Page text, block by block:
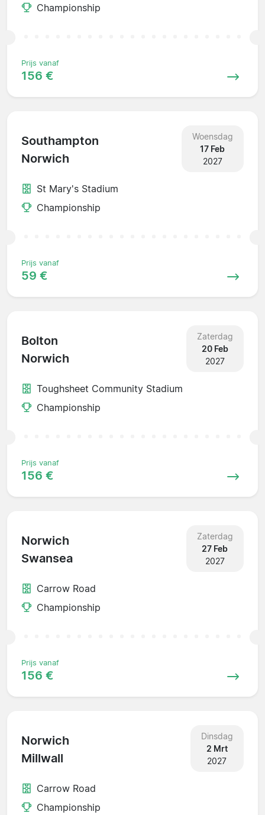
Championship
Prijs vanaf
156 €
Southampton
Norwich
Woensdag
17 Feb
2027
St Mary's Stadium
Championship
Prijs vanaf
59 €
Bolton
Norwich
Zaterdag
20 Feb
2027
Toughsheet Community Stadium
Championship
Prijs vanaf
156 €
Norwich
Swansea
Zaterdag
27 Feb
2027
Carrow Road
Championship
Prijs vanaf
156 €
Norwich
Millwall
Dinsdag
2 Mrt
2027
Carrow Road
Championship